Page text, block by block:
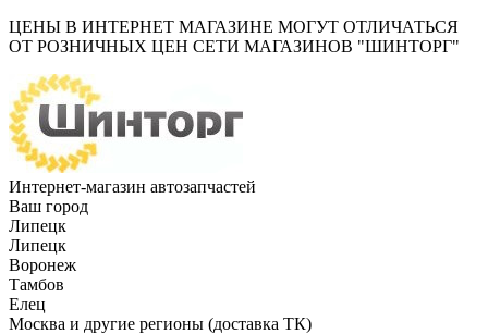
ЦЕНЫ В ИНТЕРНЕТ МАГАЗИНЕ МОГУТ ОТЛИЧАТЬСЯ
ОТ РОЗНИЧНЫХ ЦЕН СЕТИ МАГАЗИНОВ "ШИНТОРГ"
Интернет-магазин автозапчастей
Ваш город
Липецк
Липецк
Воронеж
Тамбов
Елец
Москва и другие регионы (доставка ТК)